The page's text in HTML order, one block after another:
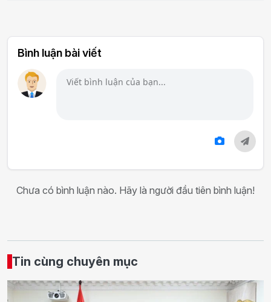
Bình luận bài viết
Chưa có bình luận nào. Hãy là người đầu tiên bình luận!
Tin cùng chuyên mục